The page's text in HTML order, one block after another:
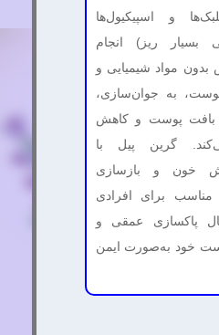
و اسپیکیول‌ها
بسیار ریز) انجام
مواد شیمیایی و
به جوان‌سازی،
بافت پوست و کاهش
گرین پیل با
خون و بازسازی
مناسب برای افرادی
پاکسازی عمقی و
خود به‌صورت ایمن